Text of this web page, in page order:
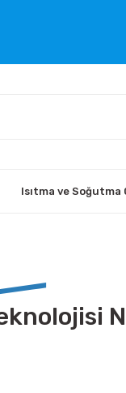
Isıtma ve Soğutma